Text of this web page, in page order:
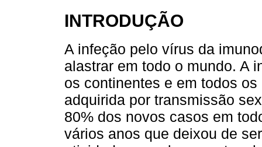
INTRODUÇÃO
A infeção pelo vírus da
alastrar em todo o mundo. A
os continentes e em todos
adquirida por transmissão
80% dos novos casos em
vários anos que deixou de